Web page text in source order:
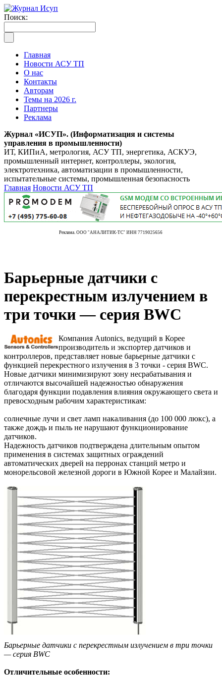
Поиск:
Главная
Новости АСУ ТП
О нас
Контакты
Авторам
Темы на 2026 г.
Партнеры
Реклама
Журнал «ИСУП». (Информатизация и системы
управления в промышленности)
ИТ, КИПиА, метрология, АСУ ТП, энергетика, АСКУЭ,
промышленный интернет, контроллеры, экология,
электротехника, автоматизации в промышленности,
испытательные системы, промышленная безопасность
Главная Новости АСУ ТП
Реклама. ООО "АНАЛИТИК-ТС" ИНН 7719025656
Барьерные датчики с
перекрестным излучением в
три точки — серия BWC
Компания Autonics, ведущий в Корее
производитель и экспортер датчиков и
контроллеров, представляет новые барьерные датчики с
функцией перекрестного излучения в 3 точки - серия BWC.
Новые датчики минимизируют зону несрабатывания и
отличаются высочайшей надежностью обнаружения
благодаря функции подавления влияния окружающего света и
превосходным рабочим характеристикам:
солнечные лучи и свет ламп накаливания (до 100 000 люкс), а
также дождь и пыль не нарушают функционирование
датчиков.
Надежность датчиков подтверждена длительным опытом
применения в системах защитных ограждений
автоматических дверей на перронах станций метро и
монорельсовой железной дороги в Южной Корее и Малайзии.
Барьерные датчики с перекрестным излучением в три точки
— серия BWC
Отличительные особенности: